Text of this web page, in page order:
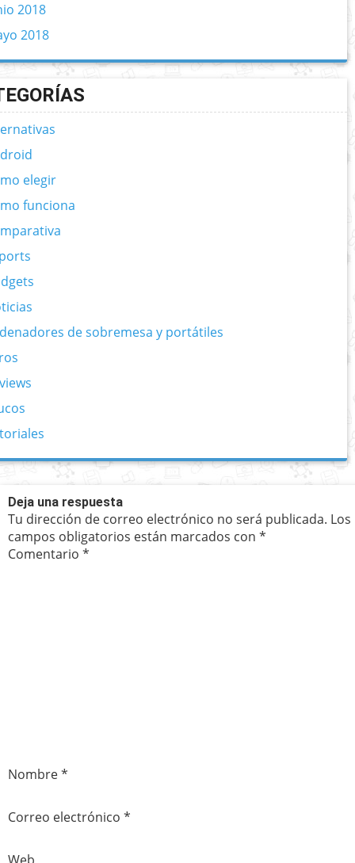
2018
2018
elegir
funciona
de sobremesa y portátiles
Deja una respuesta
Tu dirección de correo electrónico no será publicada. Los
campos obligatorios están marcados con *
Comentario *
Nombre*
Correo electrónico *